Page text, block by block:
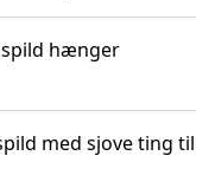
hænger
med sjove ting til